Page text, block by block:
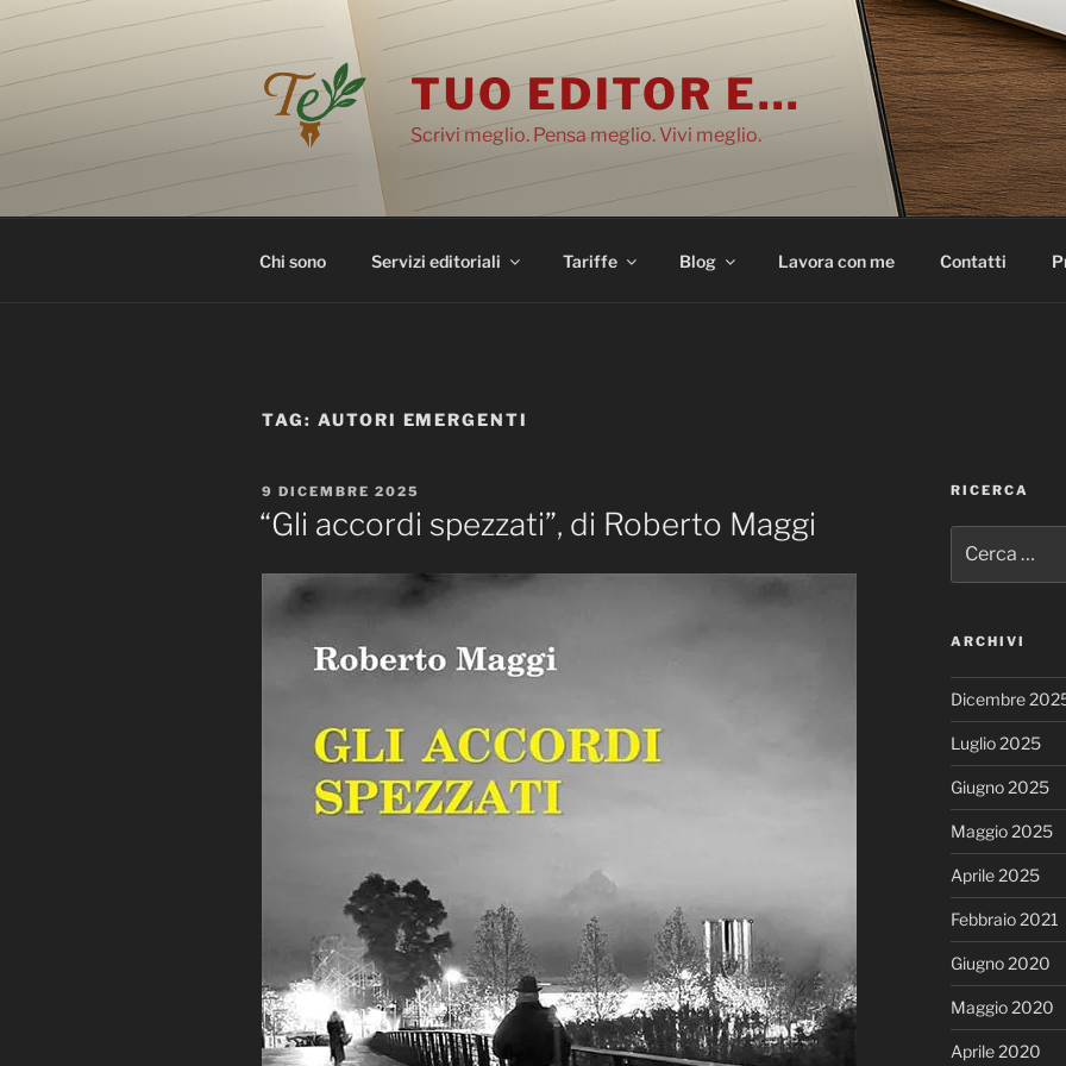
Salta
contenuto
TUO EDITOR E…
Scrivi meglio. Pensa meglio. Vivi meglio.
Chi sono Servizi editoriali Tariffe Blog Lavora con me Contatti
TAG: AUTORI EMERGENTI
PUBBLICATO
IL
9 DICEMBRE 2025
“Gli accordi spezzati”, di Roberto Maggi
RICERCA
ARCHIVI
Dicembre
Luglio 2025
Giugno 2025
Maggio 2025
Aprile 2025
Febbraio 2021
Giugno 2020
Maggio 2020
Aprile 2020